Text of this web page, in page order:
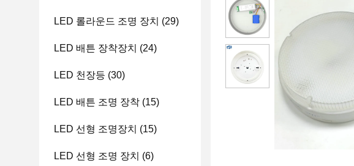
LED 롤라운드 조명 장치 (29)
LED 배튼 장착장치 (24)
LED 천장등 (30)
LED 배튼 조명 장착 (15)
LED 선형 조명장치 (15)
LED 선형 조명 장치 (6)